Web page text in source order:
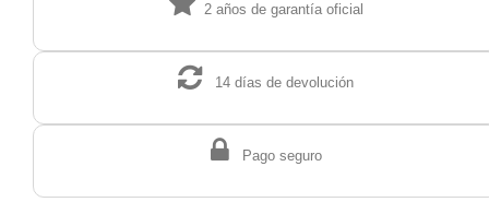
2 años de garantía oficial
14 días de devolución
Pago seguro